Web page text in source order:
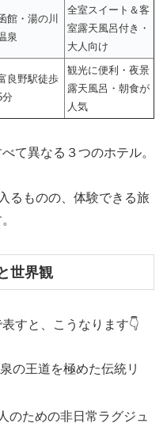
館・湯の川
泉
全室スイート＆客
室露天風呂付き・
大人向け
良野駅徒歩
分
観光に便利・夜景
露天風呂・朝食が
人気
て異なる３つのホテル。
るものの、体験できる旅
世界観
すと、こうなります👇
泉の王道を極めた伝統リ
のための非日常ラグジュ